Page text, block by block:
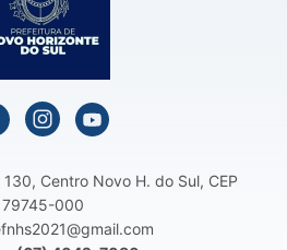
130, Centro Novo H. do Sul, CEP
79745-000